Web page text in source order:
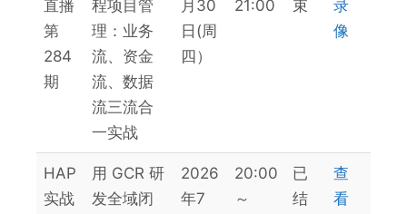
期
直播
第
284
期
程项目管
理：业务
流、资金
流、数据
流三流合
一实战
月30
日(周
四）
21:00
束
录
像
HAP
实战
用 GCR 研
发全域闭
2026
年7
20:00
～
已
结
查
看